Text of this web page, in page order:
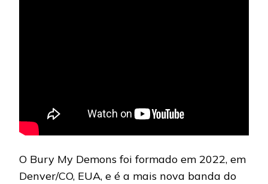
O Bury My Demons foi formado em 2022, em
Denver/CO, EUA, e é a mais nova banda do